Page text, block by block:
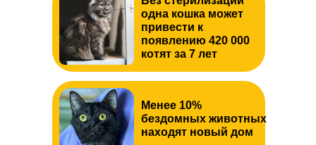
одна кошка может
привести к
появлению 420 000
котят за 7 лет
Менее 10%
бездомных животных
находят новый дом